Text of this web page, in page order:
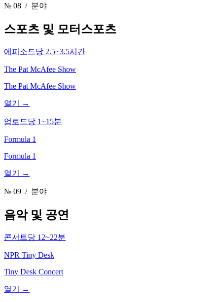
№ 08 / 분야
스포츠 및 모터스포츠
에피소드당 2.5~3.5시간
The Pat McAfee Show
The Pat McAfee Show
열기 →
업로드당 1~15분
Formula 1
Formula 1
열기 →
№ 09 / 분야
음악 및 공연
콘서트당 12~22분
NPR Tiny Desk
Tiny Desk Concert
열기 →